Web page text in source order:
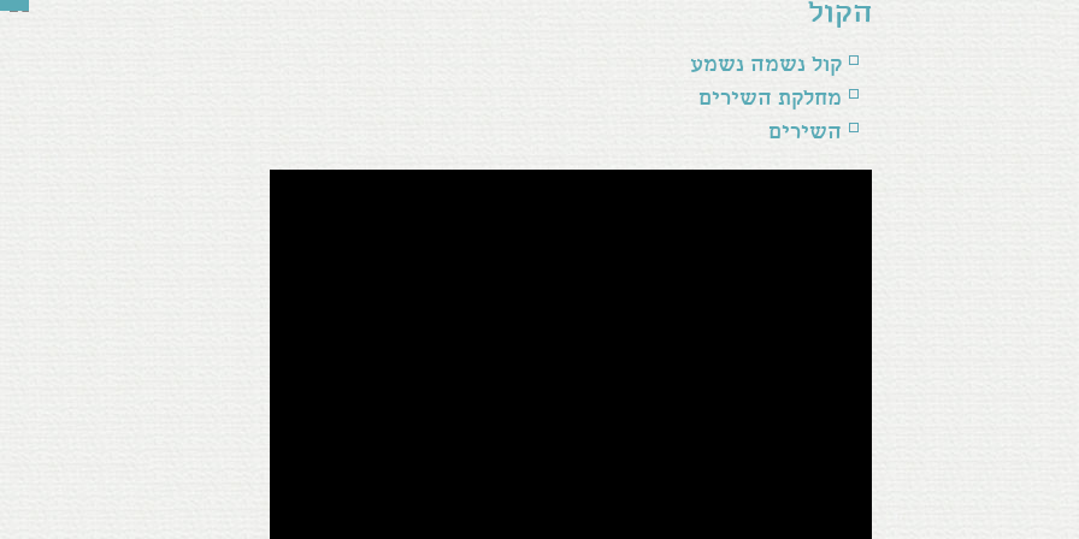
הקול
קול נשמה נשמע
מחלקת השירים
השירים